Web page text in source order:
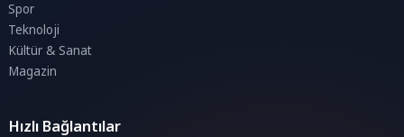
Spor
Teknoloji
Kültür & Sanat
Magazin
Hızlı Bağlantılar